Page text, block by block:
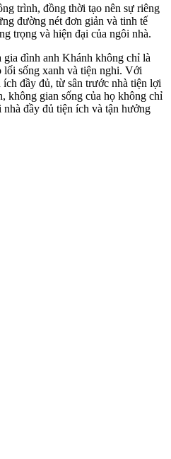
trình, đồng thời tạo nên sự riêng
đường nét đơn giản và tinh tế
trọng và hiện đại của ngôi nhà.
gia đình anh Khánh không chỉ là
lối sống xanh và tiện nghi. Với
đầy đủ, từ sân trước nhà tiện lợi
không gian sống của họ không chỉ
đầy đủ tiện ích và tận hưởng